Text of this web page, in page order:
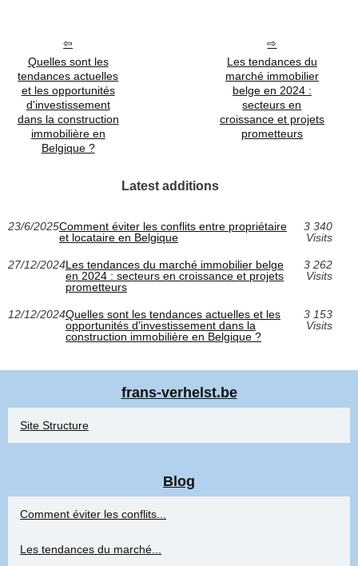
Quelles sont les
tendances actuelles
et les opportunités
d'investissement
dans la construction
immobilière en
Belgique ?
Les tendances du
marché immobilier
belge en 2024 :
secteurs en
croissance et projets
prometteurs
Latest additions
23/6/2025Comment éviter les conflits entre propriétaire
et locataire en Belgique
3 340
Visits
27/12/2024Les tendances du marché immobilier belge
en 2024 : secteurs en croissance et projets
prometteurs
3 262
Visits
12/12/2024Quelles sont les tendances actuelles et les
opportunités d'investissement dans la
construction immobilière en Belgique ?
3 153
Visits
frans-verhelst.be
Site Structure
Blog
Comment éviter les conflits...
Les tendances du marché...